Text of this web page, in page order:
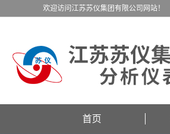
欢迎访问江苏苏仪集团有限公司网站！
首页